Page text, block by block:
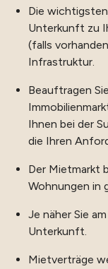
Die
Unterkunft zu
(falls
Infrastruktur.
Beauftragen
Ihnen bei der
die Ihren
Der Mietmarkt
Wohnungen in
Je näher Sie
Unterkunft.
Mietverträge